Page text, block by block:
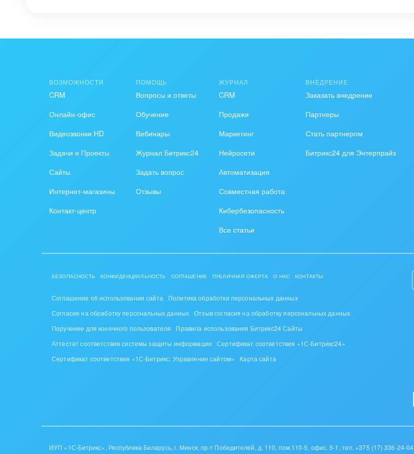
ВОЗМОЖНОСТИ
CRM
Онлайн-офис
Видеозвонки HD
Задачи и Проекты
Сайты
Интернет-магазины
Контакт-центр
ПОМОЩЬ
Вопросы и ответы
Обучение
Вебинары
Журнал Битрикс24
Задать вопрос
Отзывы
ЖУРНАЛ
CRM
Продажи
Маркетинг
Нейросети
Автоматизация
Совместная работа
Кибербезопасность
Все статьи
ВНЕДРЕНИЕ
Заказать внедрение
Партнеры
Стать партнером
Битрикс24 для Энтерпрайз
БЕЗОПАСНОСТЬ КОНФИДЕНЦИАЛЬНОСТЬ СОГЛАШЕНИЕ ПУБЛИЧНАЯ ОФЕРТА О НАС КОНТАКТЫ
Соглашение об использовании сайта
Политика обработки персональных данных
Согласие на обработку персональных данных Отзыв согласия на обработку персональных данных
Поручение для конечного пользователя
Правила использования Битрикс24 Сайты
Аттестат соответствия системы защиты информации
Сертификат соответствия «1С-Битрикс24»
Сертификат соответствия «1С-Битрикс: Управление сайтом»
Карта сайта
ИУП «1С-Битрикс», Республика Беларусь, г. Минск, пр-т Победителей, д. 110, пом.110-5, офис. 5-1, тел. +375 (17) 336-24-04